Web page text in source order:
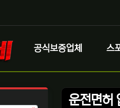
공식보증업체 스
운전면허